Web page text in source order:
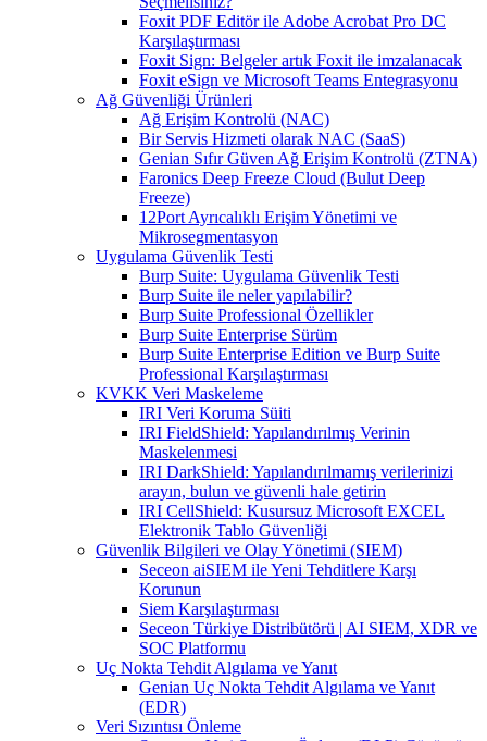
Foxit PDF Editör ile Adobe Acrobat Pro DC
Karşılaştırması
Foxit Sign: Belgeler artık Foxit ile imzalanacak
Foxit eSign ve Microsoft Teams Entegrasyonu
Ağ Güvenliği Ürünleri
Ağ Erişim Kontrolü (NAC)
Bir Servis Hizmeti olarak NAC (SaaS)
Genian Sıfır Güven Ağ Erişim Kontrolü (ZTNA)
Faronics Deep Freeze Cloud (Bulut Deep
Freeze)
12Port Ayrıcalıklı Erişim Yönetimi ve
Mikrosegmentasyon
Uygulama Güvenlik Testi
Burp Suite: Uygulama Güvenlik Testi
Burp Suite ile neler yapılabilir?
Burp Suite Professional Özellikler
Burp Suite Enterprise Sürüm
Burp Suite Enterprise Edition ve Burp Suite
Professional Karşılaştırması
KVKK Veri Maskeleme
IRI Veri Koruma Süiti
IRI FieldShield: Yapılandırılmış Verinin
Maskelenmesi
IRI DarkShield: Yapılandırılmamış verilerinizi
arayın, bulun ve güvenli hale getirin
IRI CellShield: Kusursuz Microsoft EXCEL
Elektronik Tablo Güvenliği
Güvenlik Bilgileri ve Olay Yönetimi (SIEM)
Seceon aiSIEM ile Yeni Tehditlere Karşı
Korunun
Siem Karşılaştırması
Seceon Türkiye Distribütörü | AI SIEM, XDR ve
SOC Platformu
Uç Nokta Tehdit Algılama ve Yanıt
Genian Uç Nokta Tehdit Algılama ve Yanıt
(EDR)
Veri Sızıntısı Önleme